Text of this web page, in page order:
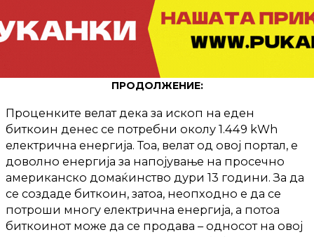
ПРОДОЛЖЕНИЕ:
Проценките велат дека за ископ на еден
биткоин денес се потребни околу 1.449 kWh
електрична енергија. Тоа, велат од овој портал, е
доволно енергија за напојување на просечно
американско домаќинство дури 13 години. За да
се создаде биткоин, затоа, неопходно е да се
потроши многу електрична енергија, а потоа
биткоинот може да се продава – односот на овој